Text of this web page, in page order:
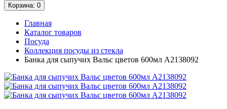
Корзина: 0
Главная
Каталог товаров
Посуда
Коллекция посуды из стекла
Банка для сыпучих Вальс цветов 600мл A2138092